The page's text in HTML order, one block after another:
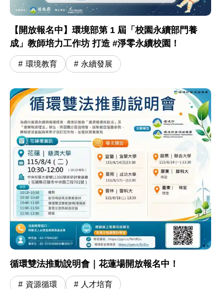
【開放報名中】環境部第 1 屆「校園永續部門養
成」教師培力工作坊 打造 #淨零永續校園！
環境教育 永續發展
循環雙法推動說明會｜花蓮場開放報名中！
資源循環 人才培育